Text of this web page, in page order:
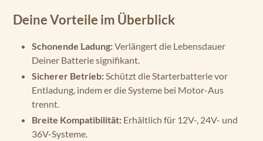
Deine Vorteile im Überblick
Schonende Ladung:Verlängert die Lebensdauer
Deiner Batterie signifikant.
Sicherer Betrieb:Schützt die Starterbatterie vor
Entladung, indem er die Systeme bei Motor-Aus
trennt.
Breite Kompatibilität: Erhältlich für 12V-, 24V- und
36V-Systeme.